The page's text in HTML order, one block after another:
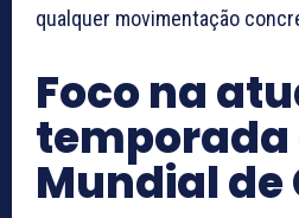
qualquer movimentação
Foco na
temporada
Mundial de